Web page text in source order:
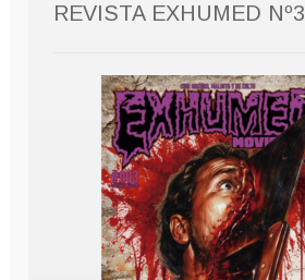
REVISTA EXHUMED Nº3